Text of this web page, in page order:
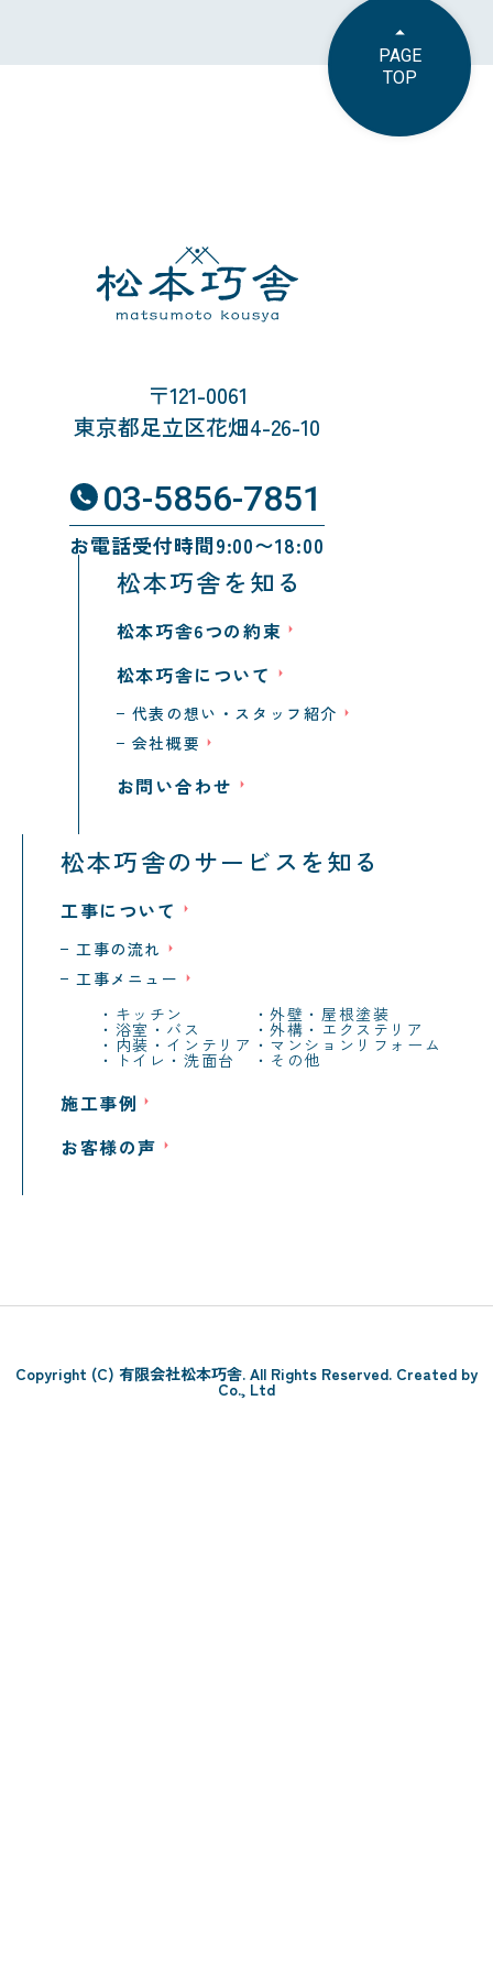
PAGE
TOP
〒121-0061
東京都足立区花畑4-26-10
03-5856-7851
お電話受付時間9:00〜18:00
松本巧舎を知る
松本巧舎6つの約束
松本巧舎について
代表の想い・スタッフ紹介
会社概要
お問い合わせ
松本巧舎のサービスを知る
工事について
工事の流れ
工事メニュー
キッチン
外壁・屋根塗装
浴室・バス 外構・エクステリア
内装・インテリア マンションリフォーム
トイレ・洗面台 その他
施工事例
お客様の声
Copyright (C) 有限会社松本巧舎. All Rights Reserved. Created by
Co., Ltd